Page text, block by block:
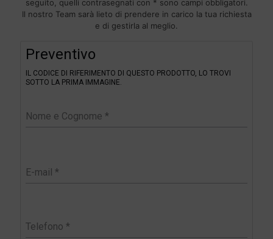
seguito, quelli contrasegnati con * sono campi obbligatori.
Il nostro Team sarà lieto di prendere in carico la tua richiesta
e di gestirla al meglio.
Preventivo
IL CODICE DI RIFERIMENTO DI QUESTO PRODOTTO, LO TROVI
SOTTO LA PRIMA IMMAGINE.